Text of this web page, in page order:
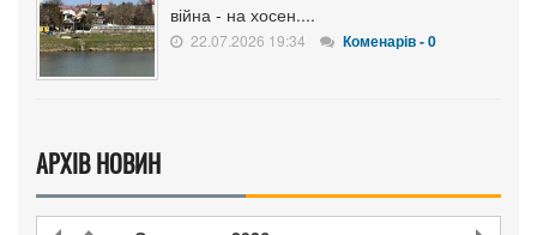
війна - на хосен....
22.07.2026 19:34 Коменарів - 0
АРХІВ НОВИН